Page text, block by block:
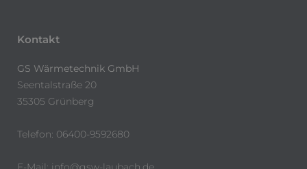
Kontakt
GS Wärmetechnik GmbH
Seentalstraße 20
35305 Grünberg
Telefon: 06400-9592680